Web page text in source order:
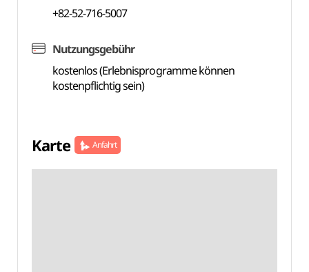
+82-52-716-5007
Nutzungsgebühr
kostenlos (Erlebnisprogramme können
kostenpflichtig sein)
Karte Anfahrt